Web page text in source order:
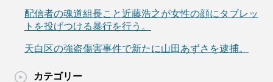
配信者の魂道組長こと近藤浩之が女性の顔にタブレッ
トを投げつける暴行を行う。
天白区の強盗傷害事件で新たに山田あずさを逮捕。
カテゴリー